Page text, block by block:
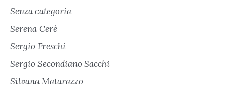
Senza categoria
Serena Cerè
Sergio Freschi
Sergio Secondiano Sacchi
Silvana Matarazzo